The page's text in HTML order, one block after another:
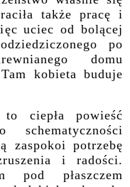
także pracę i
uciec od bolącej
po
domu
kobieta buduje
ciepła powieść
schematyczności
zaspokoi potrzebę
i radości.
pod płaszczem